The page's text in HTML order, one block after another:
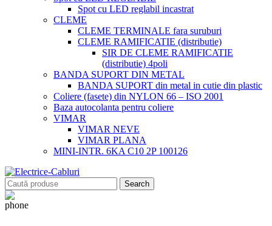
Spot cu LED reglabil incastrat
CLEME
CLEME TERMINALE fara suruburi
CLEME RAMIFICATIE (distributie)
SIR DE CLEME RAMIFICATIE
(distributie) 4poli
BANDA SUPORT DIN METAL
BANDA SUPORT din metal in cutie din plastic
Coliere (fasete) din NYLON 66 – ISO 2001
Baza autocolanta pentru coliere
VIMAR
VIMAR NEVE
VIMAR PLANA
MINI-INTR. 6KA C10 2P 100126
Search